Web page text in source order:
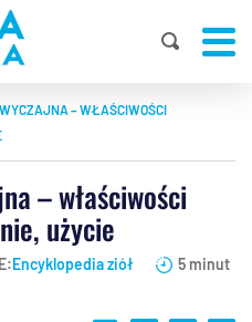
– WŁAŚCIWOŚCI
– właściwości
użycie
Encyklopedia ziół 5 minut